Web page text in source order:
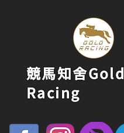
競馬知舍Gold
Racing